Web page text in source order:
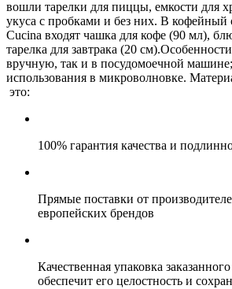
вошли тарелки для пиццы, емкости для
укуса с пробками и без них. В кофейный
Cucina входят чашка для кофе (90 мл),
тарелка для завтрака (20
вручную, так и в посудомоечной
использования в микроволновке.
это:
100% гарантия качества и
Прямые поставки от
европейских брендов
Качественная упаковка
обеспечит его целостность и